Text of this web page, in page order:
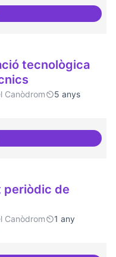
d'utopies
tecnològica
Canòdrom
5 anys
punter en innovació
periòdic de
Canòdrom
1 any